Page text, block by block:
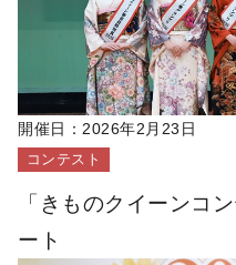
開催日： 2026年2月23日
コンテスト
「きものクイーンコ
ート